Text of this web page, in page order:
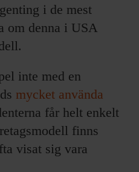
i de mest
om denna i USA
inte med en
mycket använda
får helt enkelt
finns
visat sig vara